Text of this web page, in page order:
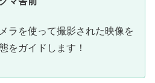
ラを使って撮影された映像を
をガイドします！